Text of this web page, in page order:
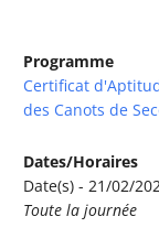
Programme
Certificat
des Canots de
Dates/Horaires
Date(s) - 21/02/
Toute la journée